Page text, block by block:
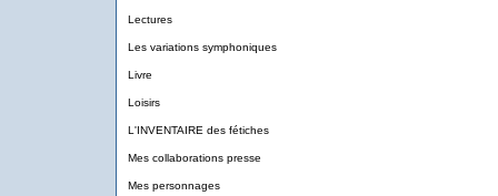
Lectures
Les variations symphoniques
Livre
Loisirs
L'INVENTAIRE des fétiches
Mes collaborations presse
Mes personnages